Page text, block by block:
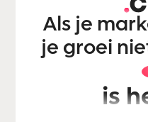
Als je
je groei
is